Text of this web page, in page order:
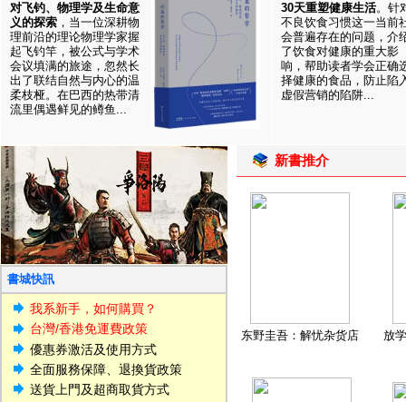
对飞钓、物理学及生命意
义的探索 ，当一位深耕物
理前沿的理论物理学家握
起飞钓竿，被公式与学术
会议填满的旅途，忽然长
出了联结自然与内心的温
柔枝桠。在巴西的热带清
流里偶遇鲜见的鳟鱼...
30天重塑健康生活。针
不良饮食习惯这一当前
会普遍存在的问题，介
了饮食对健康的重大影
响，帮助读者学会正确
择健康的食品，防止陷
虚假营销的陷阱...
書城快訊
我系新手，如何購買？
台灣/香港免運費政策
優惠券激活及使用方式
全面服務保障、退換貨政策
送貨上門及超商取貨方式
新書推介
东野圭吾：解忧杂货店 放